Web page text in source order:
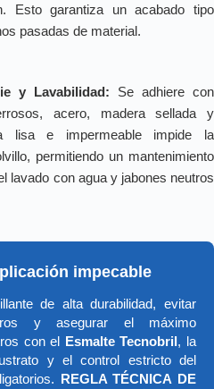
Esto garantiza un acabado tipo
pasadas de material.
y Lavabilidad: Se adhiere con
acero, madera sellada y
lisa e impermeable impide la
permitiendo un mantenimiento
lavado con agua y jabones neutros
impecable
de alta durabilidad, evitar
y asegurar el máximo
con el
Esmalte Tecnobril , la
y el control estricto del
REGLA TÉCNICA DE